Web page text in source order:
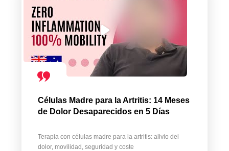
Células Madre para la Artritis: 14 Meses
de Dolor Desaparecidos en 5 Días
Terapia con células madre para la artritis: alivio del
dolor, movilidad, seguridad y coste